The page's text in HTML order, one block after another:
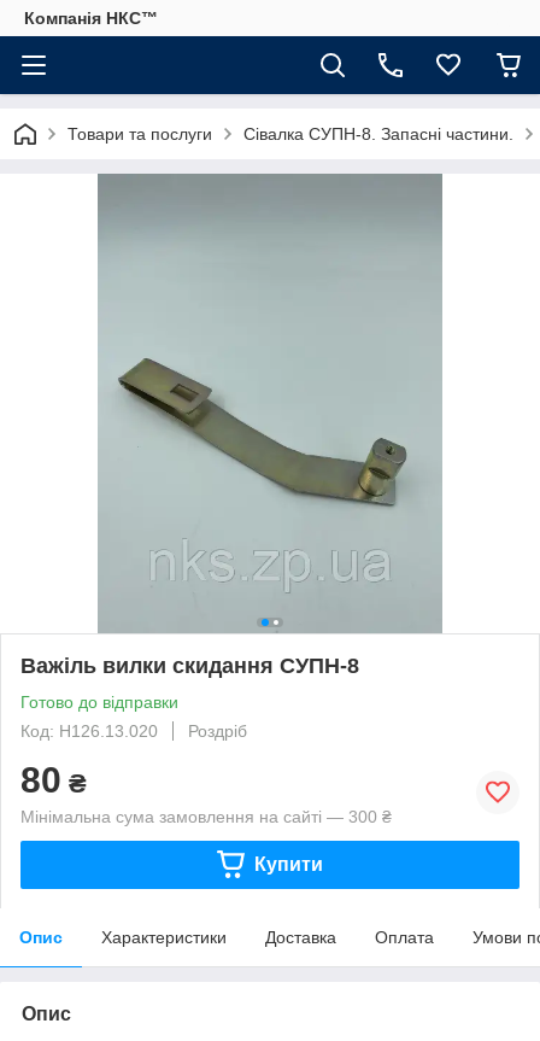
Компанія НКС™
Товари та послуги Сівалка СУПН-8. Запасні частини.
Важіль вилки скидання СУПН-8
Готово до відправки
Код: Н126.13.020
Роздріб
80 ₴
Мінімальна сума замовлення на сайті — 300 ₴
Купити
Опис Характеристики Доставка Оплата Умови
Опис